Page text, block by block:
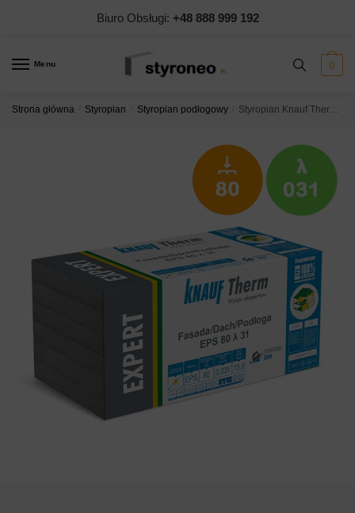
Biuro Obsługi: +48 888 999 192
Menu 0
Strona główna Styropian Styropian podłogowy Styropian Knauf Therm Expert Fasada/Dach/Podłoga EPS 80 λ 31